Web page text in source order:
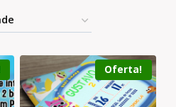
Oferta!